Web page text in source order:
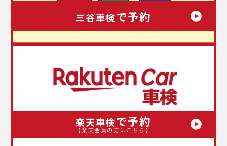
三谷車検で予約
楽天車検で予約
【楽天会員の方はこちら】